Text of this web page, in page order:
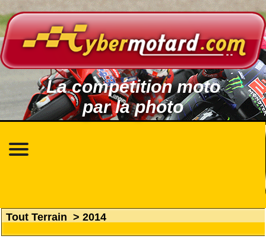
La compétition moto
par la photo
Tout Terrain > 2014